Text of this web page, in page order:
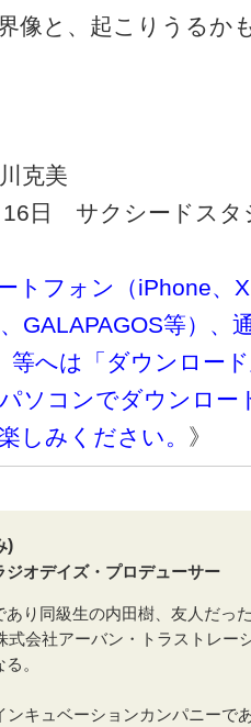
像と、起こりうるか
克美
16日 サクシードスタ
トフォン（iPhone、
GALAPAGOS等）、
等へは「ダウンロー
ソコンでダウンロー
しみください。 》
)
オデイズ・プロデューサー
り同級生の内田樹、友人だっ
式会社アーバン・トラストレー
。
ンキュベーションカンパニーで